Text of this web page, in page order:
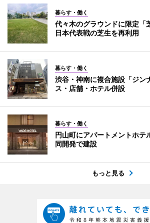
暮らす・働く
代々木のグラウンドに限定
日本代表戦の芝生を再利用
暮らす・働く
渋谷・神南に複合施設「ジ
ス・店舗・ホテル併設
暮らす・働く
円山町にアパートメントホ
同開発で建設
もっと見る